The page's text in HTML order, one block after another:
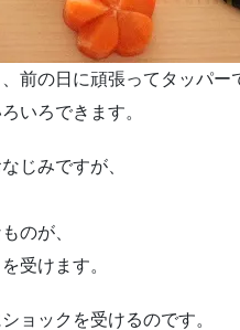
前の日に頑張ってタッパー
いろできます。
じみですが、
のが、
受けます。
ョックを受けるのです。